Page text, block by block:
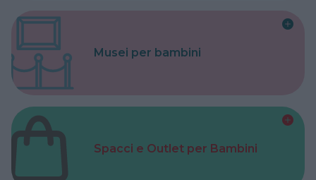
Musei per bambini
Spacci e Outlet per Bambini